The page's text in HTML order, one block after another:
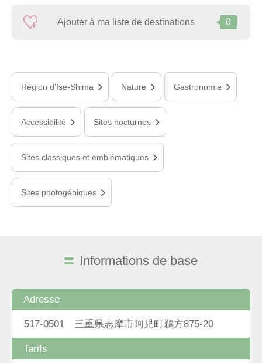
Ajouter à ma liste de destinations 0
Région d’Ise-Shima Nature Gastronomie
Accessibilité Sites nocturnes
Sites classiques et emblématiques
Sites photogéniques
Informations de base
Adresse
517-0501 三重県志摩市阿児町鵜方875-20
Tarifs